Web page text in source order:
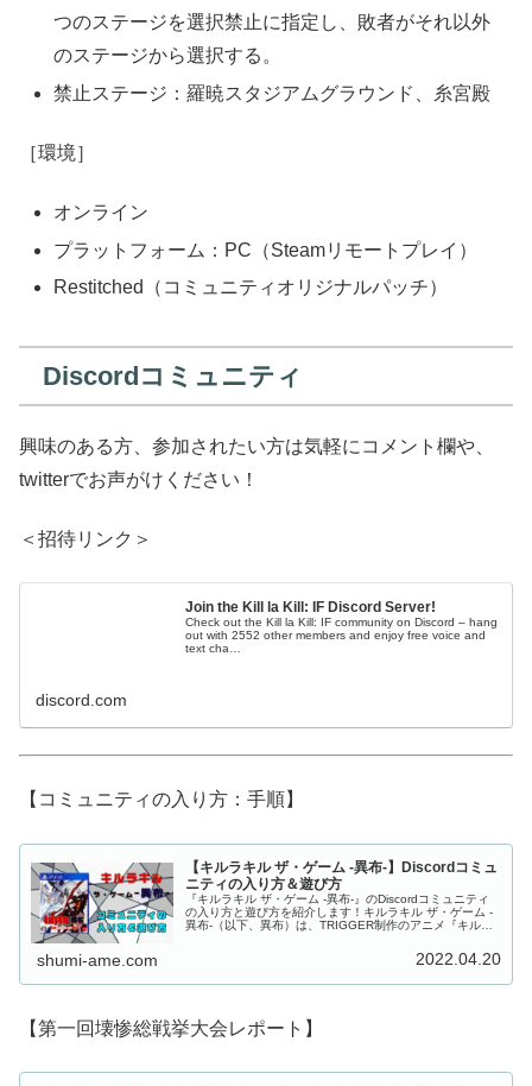
つのステージを選択禁止に指定し、敗者がそれ以外
のステージから選択する。
禁止ステージ：羅暁スタジアムグラウンド、糸宮殿
［環境］
オンライン
プラットフォーム：PC（Steamリモートプレイ）
Restitched（コミュニティオリジナルパッチ）
Discordコミュニティ
興味のある方、参加されたい方は気軽にコメント欄や、
twitterでお声がけください！
＜招待リンク＞
Join the Kill la Kill: IF Discord Server!
Check out the Kill la Kill: IF community on Discord – hang
out with 2552 other members and enjoy free voice and
text cha…
discord.com
【コミュニティの入り方：手順】
【キルラキル ザ・ゲーム -異布-】Discordコミュ
ニティの入り方＆遊び方
『キルラキル ザ・ゲーム -異布-』のDiscordコミュニティ
の入り方と遊び方を紹介します！キルラキル ザ・ゲーム -
異布-（以下、異布）は、TRIGGER制作のアニメ『キルラ
shumi-ame.com 2022.04.20
【第一回壊惨総戦挙大会レポート】